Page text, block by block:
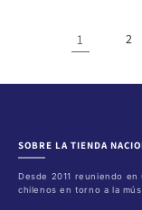
1 2
SOBRE LA TIENDA
Desde 2011 reuniendo
chilenos en torno a la